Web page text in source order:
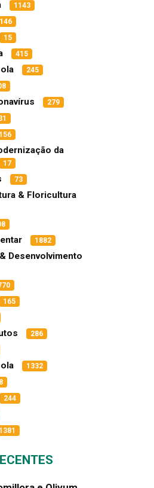
1143
146
15
415
245
279
156
da
17
73
& Floricultura
1882
Desenvolvimento
165
286
1332
244
1381